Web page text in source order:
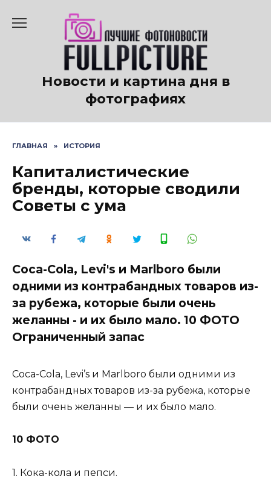
содержанию
Новости и картина дня в
фотографиях
ГЛАВНАЯ » ИСТОРИЯ
Капиталистические
бренды, которые сводили
Советы с ума
Coca-Cola, Levi's и Marlboro были
одними из контрабандных товаров из-
за рубежа, которые были очень
желанны - и их было мало. 10 ФОТО
Ограниченный запас
Coca-Cola, Levi’s и Marlboro были одними из
контрабандных товаров из-за рубежа, которые
были очень желанны — и их было мало.
10 ФОТО
1. Кока-кола и пепси.